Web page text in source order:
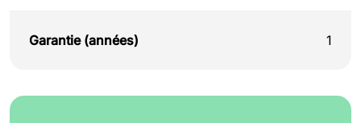
Garantie (années) 1